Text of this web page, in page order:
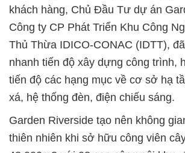
khách hàng, Chủ Đầu Tư dự án
Công ty CP Phát Triển Khu Công
Thủ Thừa IDICO-CONAC (IDTT),
nhanh tiến độ xây dựng công trình,
tiến độ các hạng mục về cơ sở hạ
xá, hệ thống đèn, điện chiếu sáng.
Garden Riverside tạo nên không
thiên nhiên khi sở hữu công viên